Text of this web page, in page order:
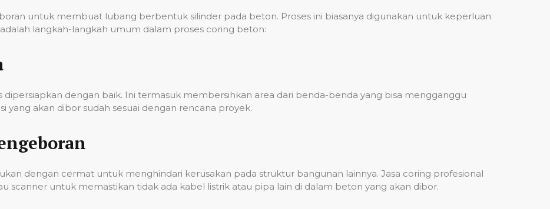
untuk membuat lubang berbentuk silinder pada beton. Proses ini biasanya digunakan untuk keperluan
langkah-langkah umum dalam proses coring beton:
dengan baik. Ini termasuk membersihkan area dari benda-benda yang bisa mengganggu
yang akan dibor sudah sesuai dengan rencana proyek.
dengan cermat untuk menghindari kerusakan pada struktur bangunan lainnya. Jasa coring profesional
scanner untuk memastikan tidak ada kabel listrik atau pipa lain di dalam beton yang akan dibor.